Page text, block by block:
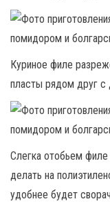
Куриное филе
пласты рядом друг с
Слегка отобьем
делать на
удобнее будет